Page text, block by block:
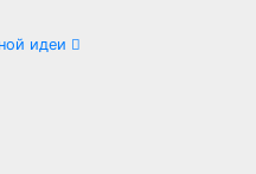
идеи